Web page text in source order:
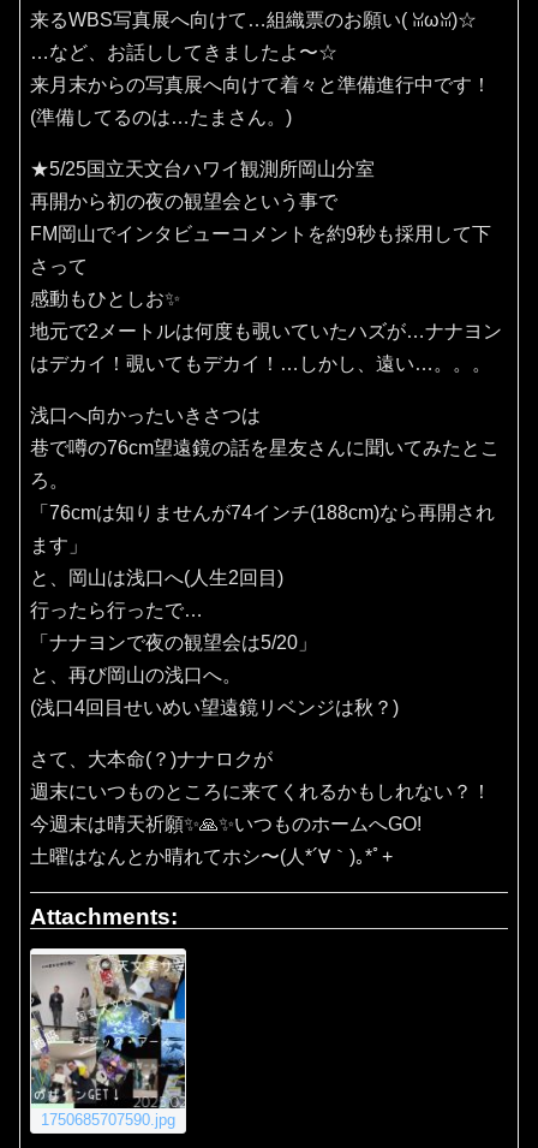
来るWBS写真展へ向けて…組織票のお願い(⁠ ⁠ꈍ⁠ω⁠ꈍ⁠)☆
…など、お話ししてきましたよ〜☆
来月末からの写真展へ向けて着々と準備進行中です！
(準備してるのは…たまさん。)
★5/25国立天文台ハワイ観測所岡山分室
再開から初の夜の観望会という事で
FM岡山でインタビューコメントを約9秒も採用して下
さって
感動もひとしお✨️
地元で2メートルは何度も覗いていたハズが…ナナヨン
はデカイ！覗いてもデカイ！…しかし、遠い…。。。
浅口へ向かったいきさつは
巷で噂の76cm望遠鏡の話を星友さんに聞いてみたとこ
ろ。
「76cmは知りませんが74インチ(188cm)なら再開され
ます」
と、岡山は浅口へ(人生2回目)
行ったら行ったで…
「ナナヨンで夜の観望会は5/20」
と、再び岡山の浅口へ。
(浅口4回目せいめい望遠鏡リベンジは秋？)
さて、大本命(？)ナナロクが
週末にいつものところに来てくれるかもしれない？！
今週末は晴天祈願✨️🙏✨️いつものホームへGO!
土曜はなんとか晴れてホシ〜(⁠人⁠*⁠´⁠∀⁠｀⁠)⁠｡⁠*ﾟ⁠+
Attachments:
1750685707590.jpg